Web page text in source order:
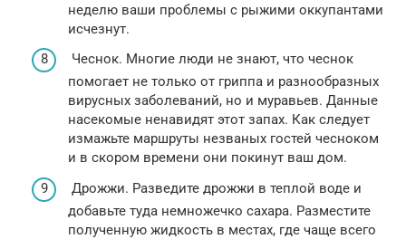
неделю ваши проблемы с рыжими оккупантами
исчезнут.
Чеснок. Многие люди не знают, что чеснок
помогает не только от гриппа и разнообразных
вирусных заболеваний, но и муравьев. Данные
насекомые ненавидят этот запах. Как следует
измажьте маршруты незваных гостей чесноком
и в скором времени они покинут ваш дом.
Дрожжи. Разведите дрожжи в теплой воде и
добавьте туда немножечко сахара. Разместите
полученную жидкость в местах, где чаще всего